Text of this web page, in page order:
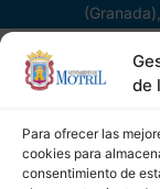
de
Para ofrecer las
cookies para
consentimiento de